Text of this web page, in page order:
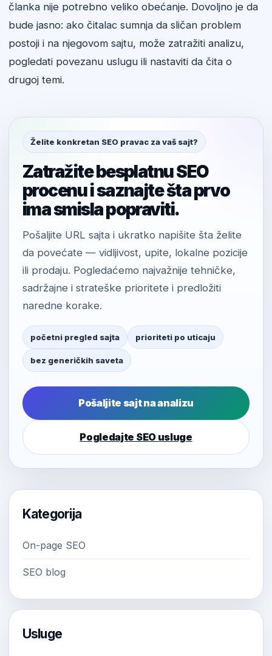
članka nije potrebno veliko obećanje. Dovoljno je da
bude jasno: ako čitalac sumnja da sličan problem
postoji i na njegovom sajtu, može zatražiti analizu,
pogledati povezanu uslugu ili nastaviti da čita o
drugoj temi.
Želite konkretan SEO pravac za vaš sajt?
Zatražite besplatnu SEO
procenu i saznajte šta prvo
ima smisla popraviti.
Pošaljite URL sajta i ukratko napišite šta želite
da povećate — vidljivost, upite, lokalne pozicije
ili prodaju. Pogledaćemo najvažnije tehničke,
sadržajne i strateške prioritete i predložiti
naredne korake.
početni pregled sajta prioriteti po uticaju
bez generičkih saveta
Pošaljite sajt na analizu
Pogledajte SEO usluge
Kategorija
On-page SEO
SEO blog
Usluge